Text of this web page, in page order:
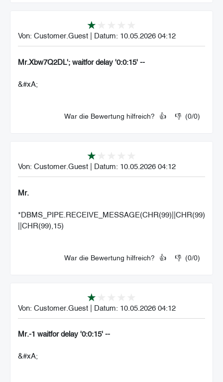
Von: Customer.Guest Datum: 10.05.2026 04:12
Mr.Xbw7Q2DL'; waitfor delay '0:0:15' --
&#xA;
War die Bewertung hilfreich? 👍 👎 (0/0)
Von: Customer.Guest Datum: 10.05.2026 04:12
Mr.
*DBMS_PIPE.RECEIVE_MESSAGE(CHR(99)||CHR(99)
||CHR(99),15)
War die Bewertung hilfreich? 👍 👎 (0/0)
Von: Customer.Guest Datum: 10.05.2026 04:12
Mr.-1 waitfor delay '0:0:15' --
&#xA;